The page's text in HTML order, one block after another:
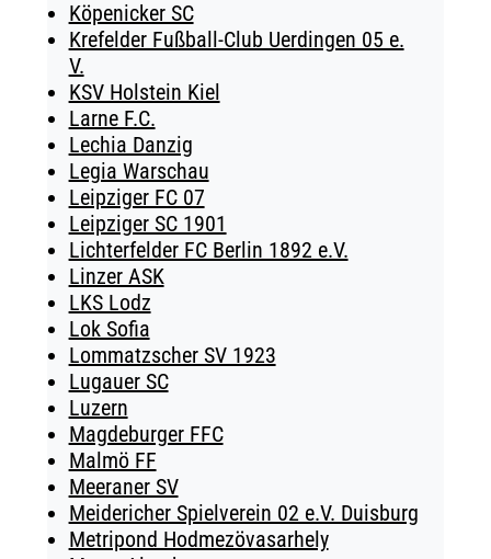
Köpenicker SC
Krefelder Fußball-Club Uerdingen 05 e.
V.
KSV Holstein Kiel
Larne F.C.
Lechia Danzig
Legia Warschau
Leipziger FC 07
Leipziger SC 1901
Lichterfelder FC Berlin 1892 e.V.
Linzer ASK
LKS Lodz
Lok Sofia
Lommatzscher SV 1923
Lugauer SC
Luzern
Magdeburger FFC
Malmö FF
Meeraner SV
Meidericher Spielverein 02 e.V. Duisburg
Metripond Hodmezövasarhely